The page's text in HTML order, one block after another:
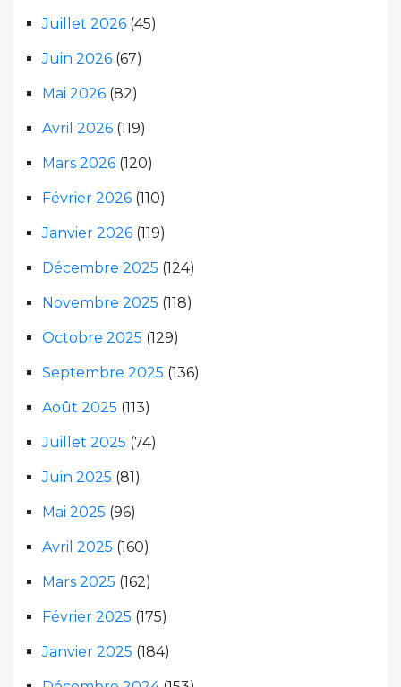
Juillet 2026 (45)
Juin 2026 (67)
Mai 2026 (82)
Avril 2026 (119)
Mars 2026 (120)
Février 2026 (110)
Janvier 2026 (119)
Décembre 2025 (124)
Novembre 2025 (118)
Octobre 2025 (129)
Septembre 2025 (136)
Août 2025 (113)
Juillet 2025 (74)
Juin 2025 (81)
Mai 2025 (96)
Avril 2025 (160)
Mars 2025 (162)
Février 2025 (175)
Janvier 2025 (184)